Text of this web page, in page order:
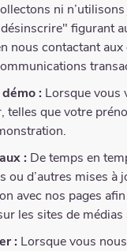
ni
figurant
nous contactant
: Lorsque vous
telles que votre
: De temps en
ou d’autres mises
avec nos pages
les sites de médias
: Lorsque vous